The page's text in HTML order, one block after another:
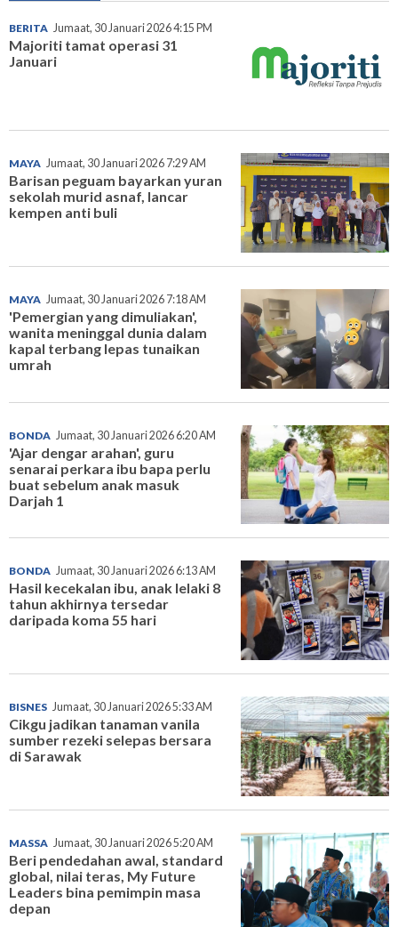
BERITA Jumaat, 30 Januari 2026 4:15 PM
Majoriti tamat operasi 31
Januari
MAYA Jumaat, 30 Januari 2026 7:29 AM
Barisan peguam bayarkan yuran
sekolah murid asnaf, lancar
kempen anti buli
MAYA Jumaat, 30 Januari 2026 7:18 AM
'Pemergian yang dimuliakan',
wanita meninggal dunia dalam
kapal terbang lepas tunaikan
umrah
BONDA Jumaat, 30 Januari 2026 6:20 AM
'Ajar dengar arahan', guru
senarai perkara ibu bapa perlu
buat sebelum anak masuk
Darjah 1
BONDA Jumaat, 30 Januari 2026 6:13 AM
Hasil kecekalan ibu, anak lelaki 8
tahun akhirnya tersedar
daripada koma 55 hari
BISNES Jumaat, 30 Januari 2026 5:33 AM
Cikgu jadikan tanaman vanila
sumber rezeki selepas bersara
di Sarawak
MASSA Jumaat, 30 Januari 2026 5:20 AM
Beri pendedahan awal, standard
global, nilai teras, My Future
Leaders bina pemimpin masa
depan